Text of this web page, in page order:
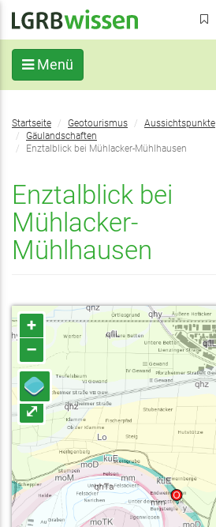
Inhalt
Menü
Sie
befinden
sich
Startseite Geotourismus
Aussichtspunkte
Gäulandschaften
Enztalblick bei Mühlacker-Mühlhausen
Enztalblick bei
Mühlacker-
Mühlhausen
+
–
⤢